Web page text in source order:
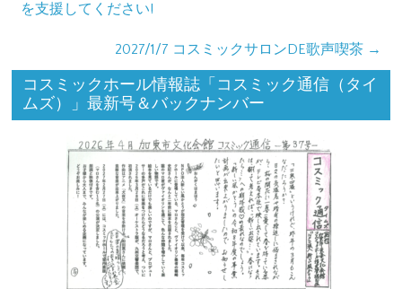
を支援してください!
2027/1/7 コスミックサロンDE歌声喫茶 →
コスミックホール情報誌「コスミック通信（タイ
ムズ）」最新号＆バックナンバー